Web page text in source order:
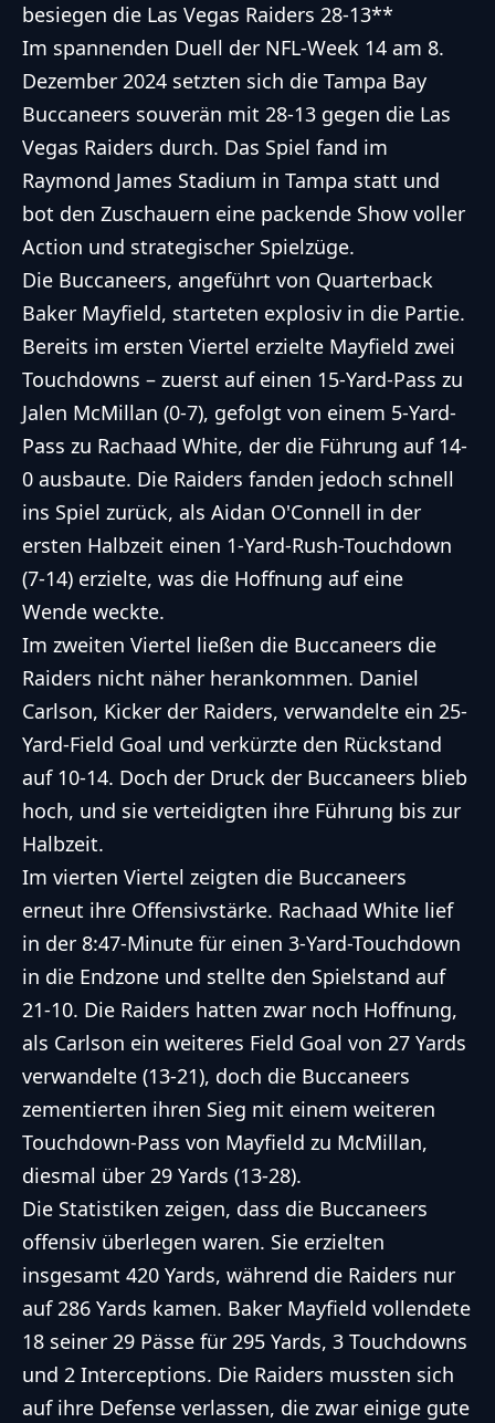
besiegen die Las Vegas Raiders 28-13**
Im spannenden Duell der NFL-Week 14 am 8.
Dezember 2024 setzten sich die Tampa Bay
Buccaneers souverän mit 28-13 gegen die Las
Vegas Raiders durch. Das Spiel fand im
Raymond James Stadium in Tampa statt und
bot den Zuschauern eine packende Show voller
Action und strategischer Spielzüge.
Die Buccaneers, angeführt von Quarterback
Baker Mayfield, starteten explosiv in die Partie.
Bereits im ersten Viertel erzielte Mayfield zwei
Touchdowns – zuerst auf einen 15-Yard-Pass zu
Jalen McMillan (0-7), gefolgt von einem 5-Yard-
Pass zu Rachaad White, der die Führung auf 14-
0 ausbaute. Die Raiders fanden jedoch schnell
ins Spiel zurück, als Aidan O'Connell in der
ersten Halbzeit einen 1-Yard-Rush-Touchdown
(7-14) erzielte, was die Hoffnung auf eine
Wende weckte.
Im zweiten Viertel ließen die Buccaneers die
Raiders nicht näher herankommen. Daniel
Carlson, Kicker der Raiders, verwandelte ein 25-
Yard-Field Goal und verkürzte den Rückstand
auf 10-14. Doch der Druck der Buccaneers blieb
hoch, und sie verteidigten ihre Führung bis zur
Halbzeit.
Im vierten Viertel zeigten die Buccaneers
erneut ihre Offensivstärke. Rachaad White lief
in der 8:47-Minute für einen 3-Yard-Touchdown
in die Endzone und stellte den Spielstand auf
21-10. Die Raiders hatten zwar noch Hoffnung,
als Carlson ein weiteres Field Goal von 27 Yards
verwandelte (13-21), doch die Buccaneers
zementierten ihren Sieg mit einem weiteren
Touchdown-Pass von Mayfield zu McMillan,
diesmal über 29 Yards (13-28).
Die Statistiken zeigen, dass die Buccaneers
offensiv überlegen waren. Sie erzielten
insgesamt 420 Yards, während die Raiders nur
auf 286 Yards kamen. Baker Mayfield vollendete
18 seiner 29 Pässe für 295 Yards, 3 Touchdowns
und 2 Interceptions. Die Raiders mussten sich
auf ihre Defense verlassen, die zwar einige gute